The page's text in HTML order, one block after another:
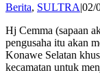
Berita, SULTRA|02/
Hj Cemma (sapaan
pengusaha itu akan
Konawe Selatan
kecamatan untuk